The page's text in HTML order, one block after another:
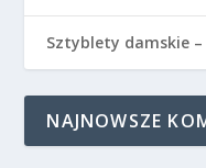
Sztyblety damskie
NAJNOWSZE